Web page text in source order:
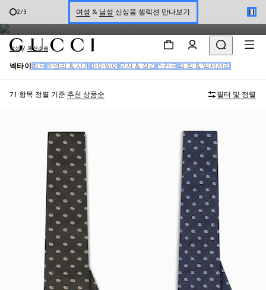
3/3 온라인 구매 시 특별한 혜택을 만나보세요
온라인 익스클루시브 GG 마몽 만나보기
자연의 세계에서 영감을 받은 모티브와 구찌의 상징적인 패턴으로 장식
된 남성 실크 타이, 보우 타이 및 포켓 스퀘어 컬렉션.
남성 패션소품
넥타이 벨트 주얼리 & 시계 아이웨어 모자 & 장갑 스카프 백 참 & 액세서리
71 항목 정렬 기준 추천 상품순 필터 및 정렬